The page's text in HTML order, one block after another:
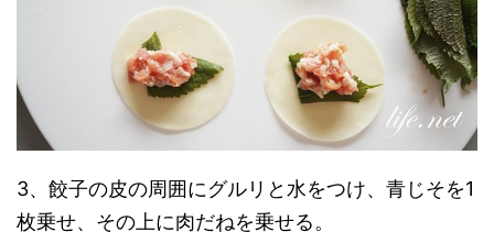
3、餃子の皮の周囲にグルリと水をつけ、青じそを1
枚乗せ、その上に肉だねを乗せる。